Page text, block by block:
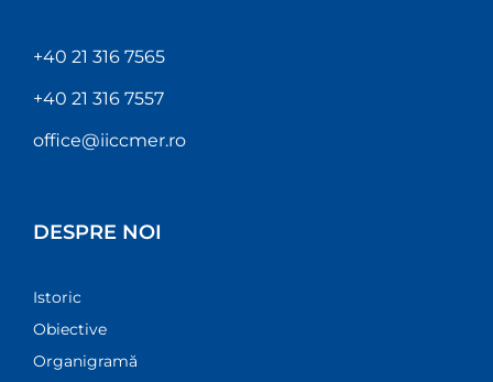
+40 21 316 7565
+40 21 316 7557
office@iiccmer.ro
DESPRE NOI
Istoric
Obiective
Organigramă